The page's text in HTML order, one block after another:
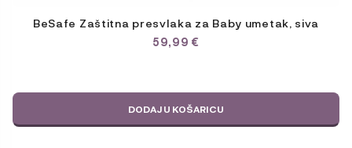
BeSafe Zaštitna presvlaka za Baby umetak, siva
59,99€
DODAJ U KOŠARICU